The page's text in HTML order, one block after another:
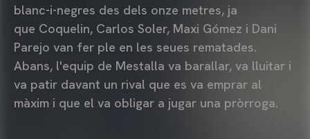
blanc-i-negres des dels onze metres, ja
que Coquelin, Carlos Soler, Maxi Gómez i Dani
Parejo van fer ple en les seues rematades.
Abans, l'equip de Mestalla va barallar, va lluitar i
va patir davant un rival que es va emprar al
màxim i que el va obligar a jugar una pròrroga.